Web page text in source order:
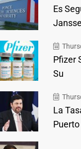
Es
Pfizer
Su
La
Puerto